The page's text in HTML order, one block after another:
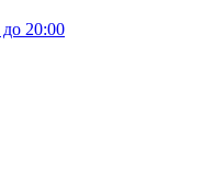
20:00